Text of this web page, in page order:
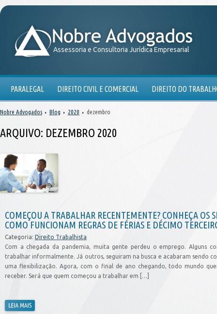
Nobre Advogados Blog 2020 dezembro
ARQUIVO: DEZEMBRO 2020
COMEÇOU A TRABALHAR RECENTEMENTE? CONHEÇA OS
COMO FUNCIONAM REGRAS DE FÉRIAS E DÉCIMO
Categoria: Direito Trabalhista
Com a chegada da pandemia, muita gente perdeu o emprego. Alguns
trabalhar informalmente. Já outros, seguiram na busca e acabaram sendo
uma flexibilização. Agora, com o final de ano chegando, todo mundo
receber. Será que quem começou a trabalhar em […]
Assessoria e Consultoria Jurídica Empresarial
PARALEGAL DIREITO CIVIL E COMERCIAL DIREITO DO